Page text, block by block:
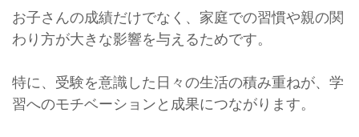
お子さんの成績だけでなく、家庭での習慣や親の関
わり方が大きな影響を与えるためです。
特に、受験を意識した日々の生活の積み重ねが、学
習へのモチベーションと成果につながります。